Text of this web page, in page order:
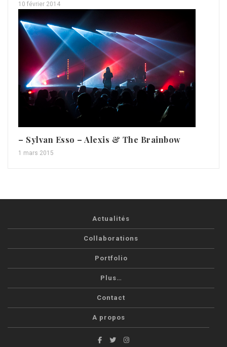
10 février 2014
– Sylvan Esso – Alexis & The Brainbow
1 mars 2015
Actualités
Collaborations
Portfolio
Plus…
Contact
A propos